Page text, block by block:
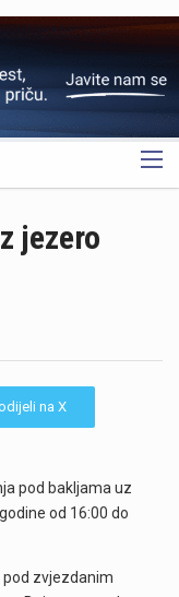
jezero
na X
pod bakljama uz
od 16:00 do
pod zvjezdanim